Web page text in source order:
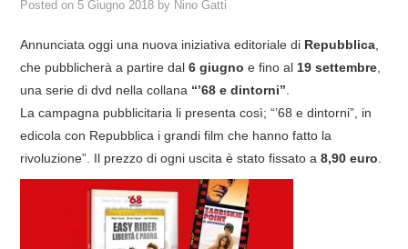
SYD BARRETT – ALLE SOGLIE
DELL’ALBA
FANZINE
COVER & TRIBUTI
Posted on5 Giugno 2018 by Nino Gatti
Annunciata oggi una nuova iniziativa editoriale di Repubblica
che pubblicherà a partire dal6 giugno e fino al 19 settembre
una serie di dvd nella collana “’68 e dintorni”
La campagna pubblicitaria li presenta così; “’68 e dintorni”, in
edicola con Repubblica i grandi film che hanno fatto la
rivoluzione”. Il prezzo di ogni uscita è stato fissato a8,90 euro